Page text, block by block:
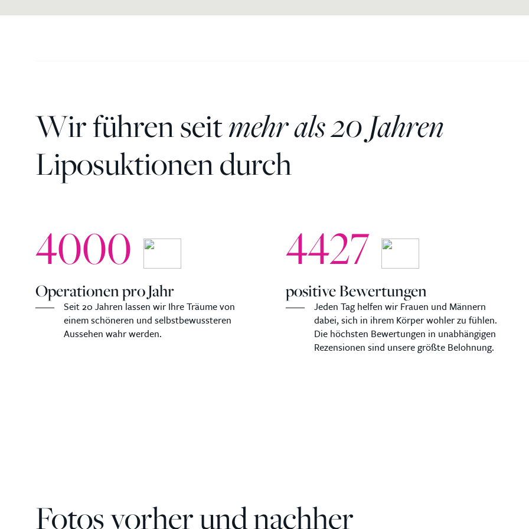
Wir führen seitmehr als 20 Jahren
Liposuktionen durch
4000
Operationen pro Jahr
Seit 20 Jahren lassen wir Ihre Träume von
einem schöneren und selbstbewussteren
Aussehen wahr werden.
4427
positive Bewertungen
Jeden Tag helfen wir Frauen und Männern
dabei, sich in ihrem Körper wohler zu fühlen.
Die höchsten Bewertungen in unabhängigen
Rezensionen sind unsere größte Belohnung.
Fotos vorher und nachher